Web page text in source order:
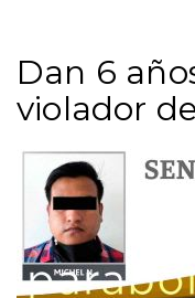
Dan 6
violador